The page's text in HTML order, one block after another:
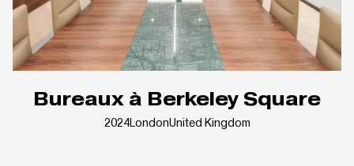
Bureaux à Berkeley Square
2024LondonUnited Kingdom